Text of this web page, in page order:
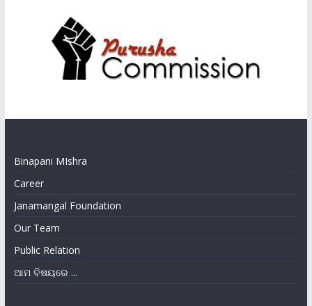
Binapani MIshra
Career
Janamangal Foundation
Our Team
Public Relation
ଆମ ବିଷୟରେ ...